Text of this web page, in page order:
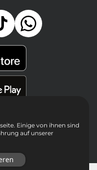
Einige von ihnen sind
auf unserer